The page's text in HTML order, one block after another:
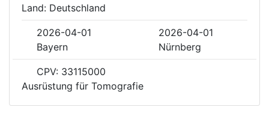
Land: Deutschland
2026-04-01
2026-04-01
Bayern
Nürnberg
CPV: 33115000
Ausrüstung für Tomografie